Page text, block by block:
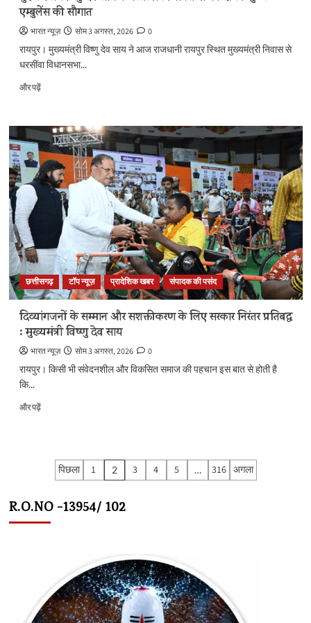
पढ़ें
एम्बुलेंस की सौगात
भारत न्यूज़ सोम 3 अगस्त, 2026
0
रायपुर। मुख्यमंत्री विष्णु देव साय ने आज राजधानी रायपुर स्थित मुख्यमंत्री निवास से
धरसींवा विधानसभा...
और पढ़ेंमुख्यमंत्री
साय
ने
धरसींवा
विधानसभा
को
निःशुल्क
सौगात
के
बारे
में
और
पढ़ें
छत्तीसगढ़ टॉप न्यूज़ प्रादेशिक खबर संपादक की पसंद
दिव्यांगजनों के सम्मान और सशक्तीकरण के लिए सरकार निरंतर प्रतिबद्ध
: मुख्यमंत्री विष्णु देव साय
भारत न्यूज़ सोम 3 अगस्त, 2026
0
रायपुर। किसी भी संवेदनशील और विकसित समाज की पहचान इस बात से होती है
कि...
और पढ़ेंदिव्यांगजनों
सशक्तीकरण
निरंतर
प्रतिबद्ध
के
बारे
Posts
pagination
पिछला 1 2 3 4 5 … 316 अगला
R.O.NO -13954/ 102